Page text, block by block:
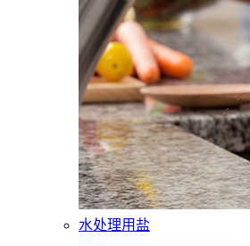
水处理用盐